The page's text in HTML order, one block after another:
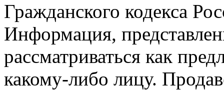
Гражданского кодекса
Информация,
рассматриваться как
какому-либо лицу.